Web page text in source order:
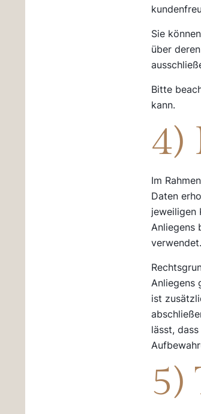
Sie
über
Bitte
kann.
4)
Im
Daten
jeweiligen
Anliegens
verwendet.
Anliegens
ist
lässt,
5)